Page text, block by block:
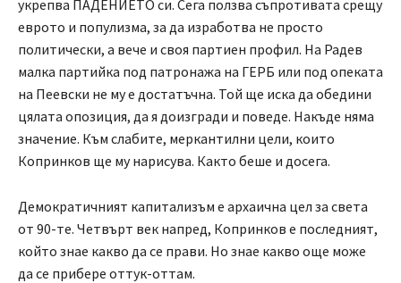
укрепва ПАДЕНИЕТО си. Сега ползва съпротивата срещу
еврото и популизма, за да изработва не просто
политически, а вече и своя партиен профил. На Радев
малка партийка под патронажа на ГЕРБ или под опеката
на Пеевски не му е достатъчна. Той ще иска да обедини
цялата опозиция, да я доизгради и поведе. Накъде няма
значение. Към слабите, меркантилни цели, които
Копринков ще му нарисува. Както беше и досега.
Демократичният капитализъм е архаична цел за света
от 90-те. Четвърт век напред, Копринков е последният,
който знае какво да се прави. Но знае какво още може
да се прибере оттук-оттам.